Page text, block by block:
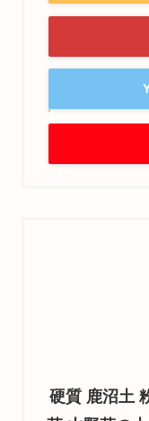
硬質 鹿沼土